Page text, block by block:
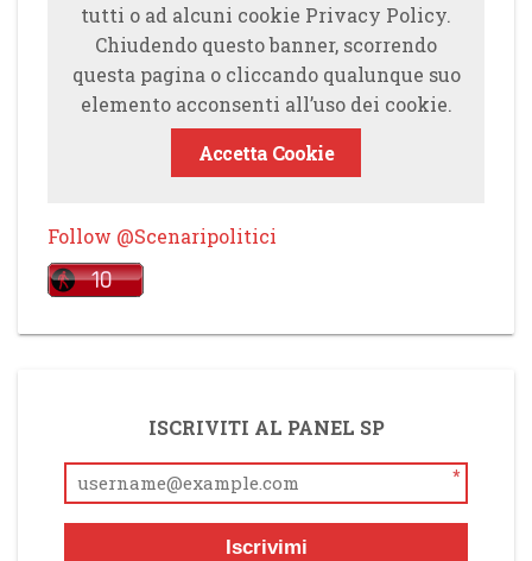
tutti o ad alcuni cookie Privacy Policy.
Chiudendo questo banner, scorrendo
questa pagina o cliccando qualunque suo
elemento acconsenti all’uso dei cookie.
Accetta Cookie
Follow @Scenaripolitici
ISCRIVITI AL PANEL SP
*
Iscrivimi